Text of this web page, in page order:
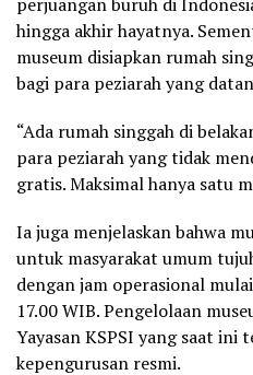
hingga akhir hayatnya.
museum disiapkan rumah
bagi para peziarah yang
“Ada rumah singgah di
para peziarah yang tidak
gratis. Maksimal hanya satu
Ia juga menjelaskan bahwa
untuk masyarakat umum
dengan jam operasional
17.00 WIB. Pengelolaan
Yayasan KSPSI yang saat
kepengurusan resmi.